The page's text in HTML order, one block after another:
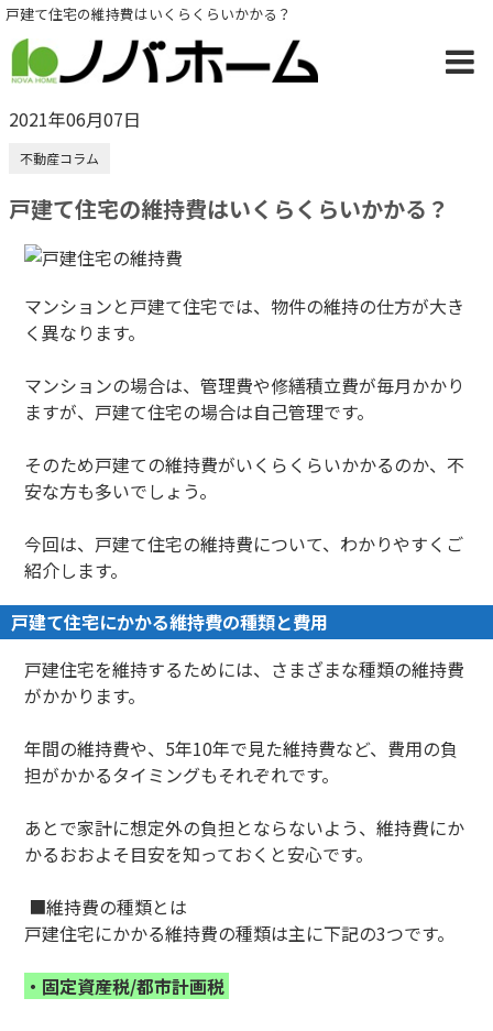
戸建て住宅の維持費はいくらくらいかかる？
2021年06月07日
不動産コラム
戸建て住宅の維持費はいくらくらいかかる？
マンションと戸建て住宅では、物件の維持の仕方が大き
く異なります。
マンションの場合は、管理費や修繕積立費が毎月かかり
ますが、戸建て住宅の場合は自己管理です。
そのため戸建ての維持費がいくらくらいかかるのか、不
安な方も多いでしょう。
今回は、戸建て住宅の維持費について、わかりやすくご
紹介します。
戸建て住宅にかかる維持費の種類と費用
戸建住宅を維持するためには、さまざまな種類の維持費
がかかります。
年間の維持費や、5年10年で見た維持費など、費用の負
担がかかるタイミングもそれぞれです。
あとで家計に想定外の負担とならないよう、維持費にか
かるおおよそ目安を知っておくと安心です。
■維持費の種類とは
戸建住宅にかかる維持費の種類は主に下記の3つです。
・固定資産税/都市計画税